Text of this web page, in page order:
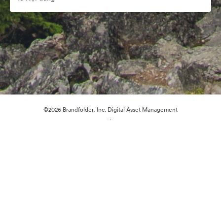
©2026 Brandfolder, Inc. Digital Asset Management
·